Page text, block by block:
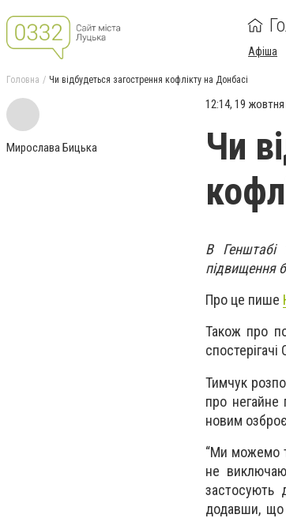
Афіша
Головна Чи відбудеться загострення кофлікту на Донбасі
Мирослава Бицька
12:14, 19 жовтня
Чи
В Генштабі
підвищення
Про це пише
Також про
Тимчук
про негайне
новим
“Ми можемо
не
застосують
додавши, що